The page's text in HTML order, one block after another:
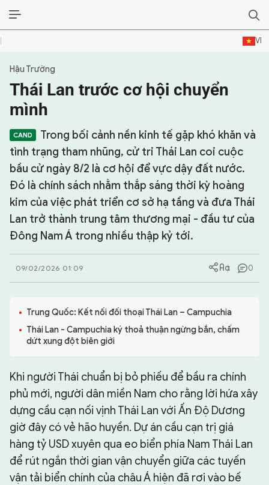
VI
SỰ KIỆN & BÌNH LUẬN
HẬU TRƯỜNG
KINH TẾ - VĂN HÓA - THỂ THAO
HỒ SƠ MẬT
PHÓNG SỰ
HỒ SƠ INTERPOL
VỤ ÁN NỔI TIẾNG
TƯ LIỆU
Hậu Trường
Thái Lan trước cơ hội chuyển
mình
Trong bối cảnh nền kinh tế gặp khó khăn và
tình trạng tham nhũng, cử tri Thái Lan coi cuộc
bầu cử ngày 8/2 là cơ hội để vực dậy đất nước.
Đó là chính sách nhằm thắp sáng thời kỳ hoàng
kim của việc phát triển cơ sở hạ tầng và đưa Thái
Lan trở thành trung tâm thương mại - đầu tư của
Đông Nam Á trong nhiều thập kỷ tới.
09/02/2026 01:09 0
Trung Quốc: Kết nối đối thoại Thái Lan – Campuchia
Thái Lan - Campuchia ký thoả thuận ngừng bắn, chấm
dứt xung đột biên giới
Khi người Thái chuẩn bị bỏ phiếu để bầu ra chính
phủ mới, người dân miền Nam cho rằng lời hứa xây
dựng cầu cạn nối vịnh Thái Lan với Ấn Độ Dương
giờ đây có vẻ hão huyền. Dự án cầu cạn trị giá
hàng tỷ USD xuyên qua eo biển phía Nam Thái Lan
để rút ngắn thời gian vận chuyển giữa các tuyến
vận tải biển chính của châu Á hiện đã rơi vào bế